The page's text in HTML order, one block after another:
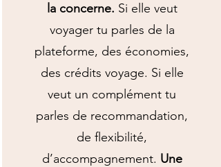
la concerne. Si elle veut
voyager tu parles de la
plateforme, des économies,
des crédits voyage. Si elle
veut un complément tu
parles de recommandation,
de flexibilité,
d’accompagnement. Une